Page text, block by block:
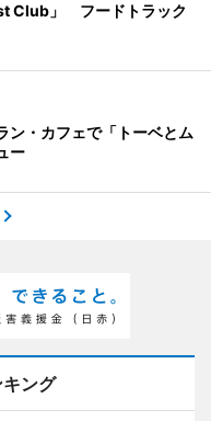
Club」 フードトラック
ン・カフェで「トーベとム
ー
ング